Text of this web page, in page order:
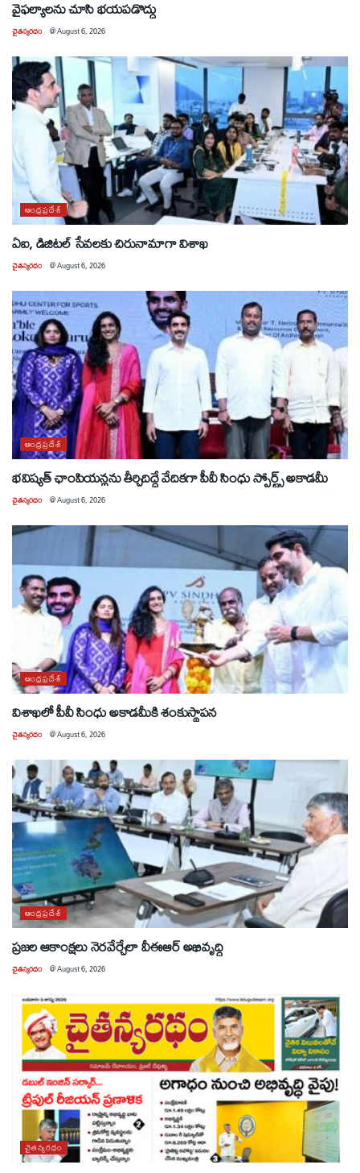
వైఫల్యాలను చూసి భయపడొద్దు
చైతన్యరధం @August 6, 2026
ఆంధ్రప్రదేశ్
ఏఐ, డిజిటల్ సేవలకు చిరునామాగా విశాఖ
చైతన్యరధం @August 6, 2026
ఆంధ్రప్రదేశ్
భవిష్యత్ ఛాంపియన్లను తీర్చిదిద్దే వేదికగా పీవీ సింధు స్పోర్ట్స్ అకాడమీ
చైతన్యరధం @August 6, 2026
ఆంధ్రప్రదేశ్
విశాఖలో పీవీ సింధు అకాడమీకి శంకుస్థాపన
చైతన్యరధం @August 6, 2026
ఆంధ్రప్రదేశ్
ప్రజల ఆకాంక్షలు నెరవేర్చేలా వీఈఆర్ అభివృద్ధి
చైతన్యరధం @August 6, 2026
చైతన్యరధం